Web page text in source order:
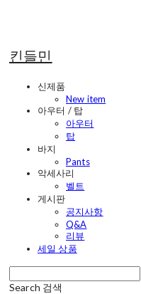
킨들민
신제품
New item
아우터 / 탑
아우터
탑
바지
Pants
악세사리
벨트
게시판
공지사항
Q&A
리뷰
세일 상품
Search 검색